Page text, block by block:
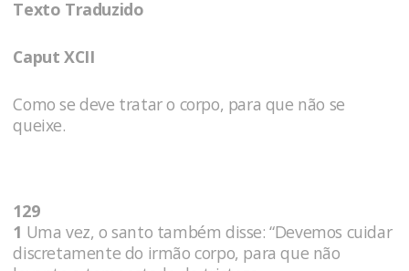
Texto Traduzido
Caput XCII
Como se deve tratar o corpo, para que não se
queixe.
129
1 Uma vez, o santo também disse: “Devemos cuidar
discretamente do irmão corpo, para que não